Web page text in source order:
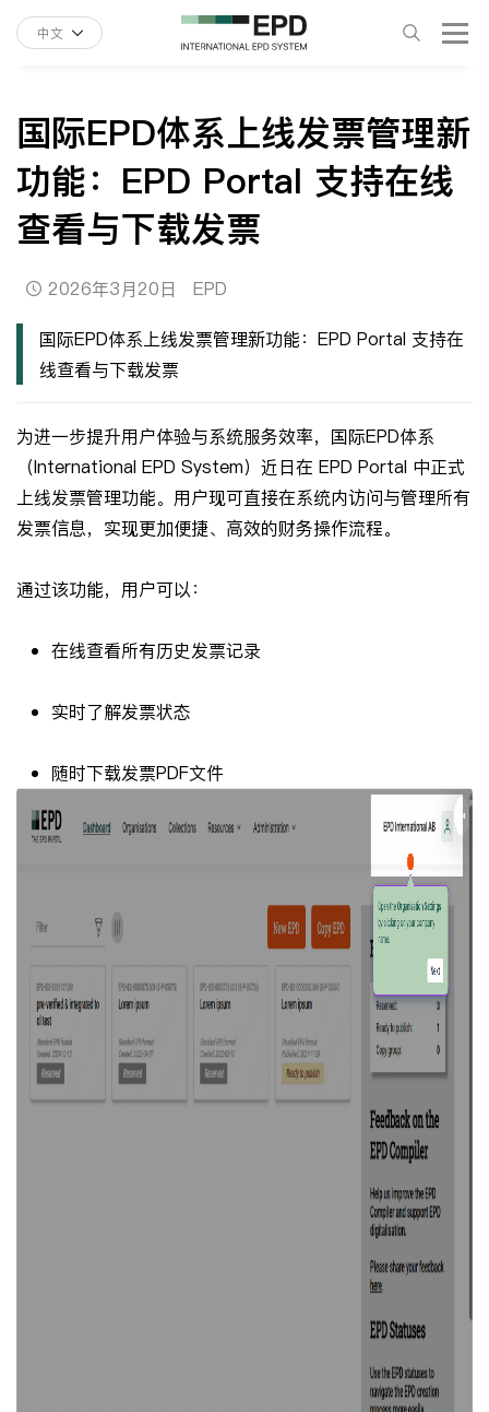
中文
国际EPD体系上线发票管理新
功能：EPD Portal 支持在线
查看与下载发票
2026年3月20日 EPD
国际EPD体系上线发票管理新功能：EPD Portal 支持在
线查看与下载发票
为进一步提升用户体验与系统服务效率，国际EPD体系
（International EPD System）近日在 EPD Portal 中正式
上线发票管理功能。用户现可直接在系统内访问与管理所有
发票信息，实现更加便捷、高效的财务操作流程。
通过该功能，用户可以：
在线查看所有历史发票记录
实时了解发票状态
随时下载发票PDF文件